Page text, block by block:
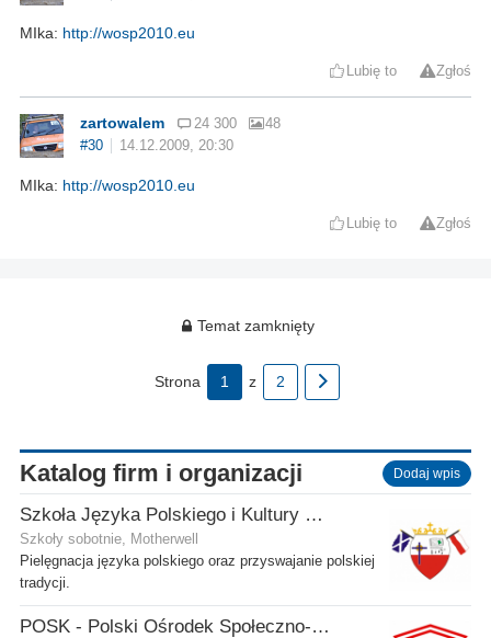
MIka: http://wosp2010.eu
Lubię to Zgłoś
zartowalem 24 300
48
#30
14.12.2009, 20:30
MIka: http://wosp2010.eu
Lubię to Zgłoś
Temat zamknięty
Strona 1 z 2
Katalog firm i organizacji Dodaj wpis
Szkoła Języka Polskiego i Kultury w Motherwell
Szkoły sobotnie, Motherwell
Pielęgnacja języka polskiego oraz przyswajanie polskiej
tradycji.
POSK - Polski Ośrodek Społeczno-Kulturalny